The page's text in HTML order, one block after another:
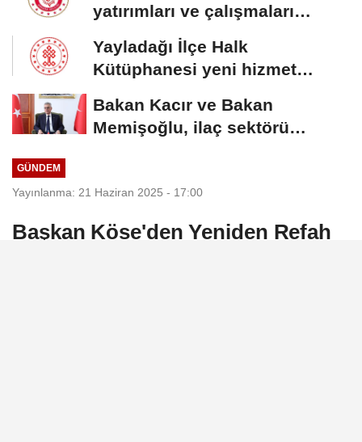
yatırımları ve çalışmaları
Yayladağı İlçe Halk
Kütüphanesi yeni hizmet
Bakan Kacır ve Bakan
Memişoğlu, ilaç sektörü
GÜNDEM
Yayınlanma: 21 Haziran 2025 - 17:00
Başkan Köse'den Yeniden Refah